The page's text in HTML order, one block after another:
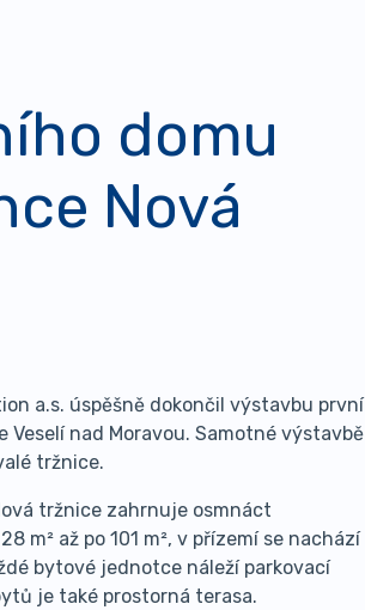
domu
Nová
a.s. úspěšně dokončil výstavbu první
Veselí nad Moravou. Samotné výstavbě
tržnice.
tržnice zahrnuje osmnáct
m² až po 101 m², v přízemí se nachází
bytové jednotce náleží parkovací
je také prostorná terasa.